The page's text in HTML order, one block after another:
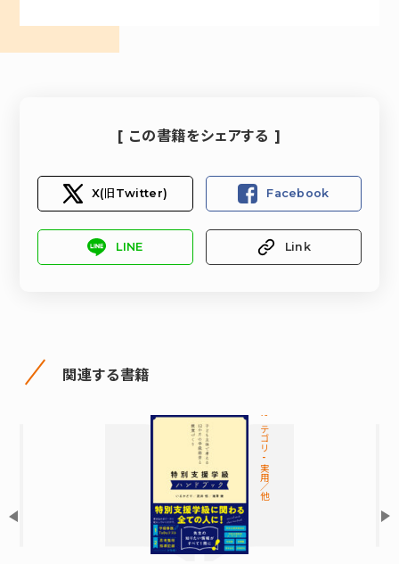
[ この書籍をシェアする ]
X(旧Twitter) Facebook
LINE Link
関連する書籍
カテゴリ-実用／他